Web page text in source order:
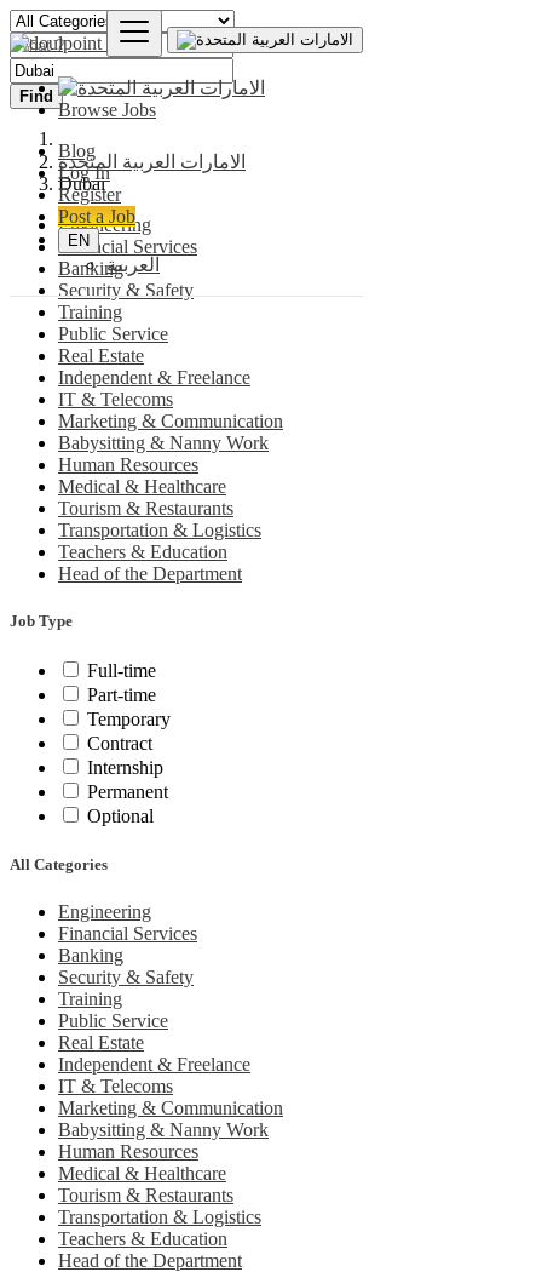
Browse Jobs
Blog
Log In
Register
Post a Job
EN
العربية
Find
الامارات العربية المتحدة
Dubai
Engineering
Financial Services
Banking
Security & Safety
Training
Public Service
Real Estate
Independent & Freelance
IT & Telecoms
Marketing & Communication
Babysitting & Nanny Work
Human Resources
Medical & Healthcare
Tourism & Restaurants
Transportation & Logistics
Teachers & Education
Head of the Department
Job Type
Full-time
Part-time
Temporary
Contract
Internship
Permanent
Optional
All Categories
Engineering
Financial Services
Banking
Security & Safety
Training
Public Service
Real Estate
Independent & Freelance
IT & Telecoms
Marketing & Communication
Babysitting & Nanny Work
Human Resources
Medical & Healthcare
Tourism & Restaurants
Transportation & Logistics
Teachers & Education
Head of the Department